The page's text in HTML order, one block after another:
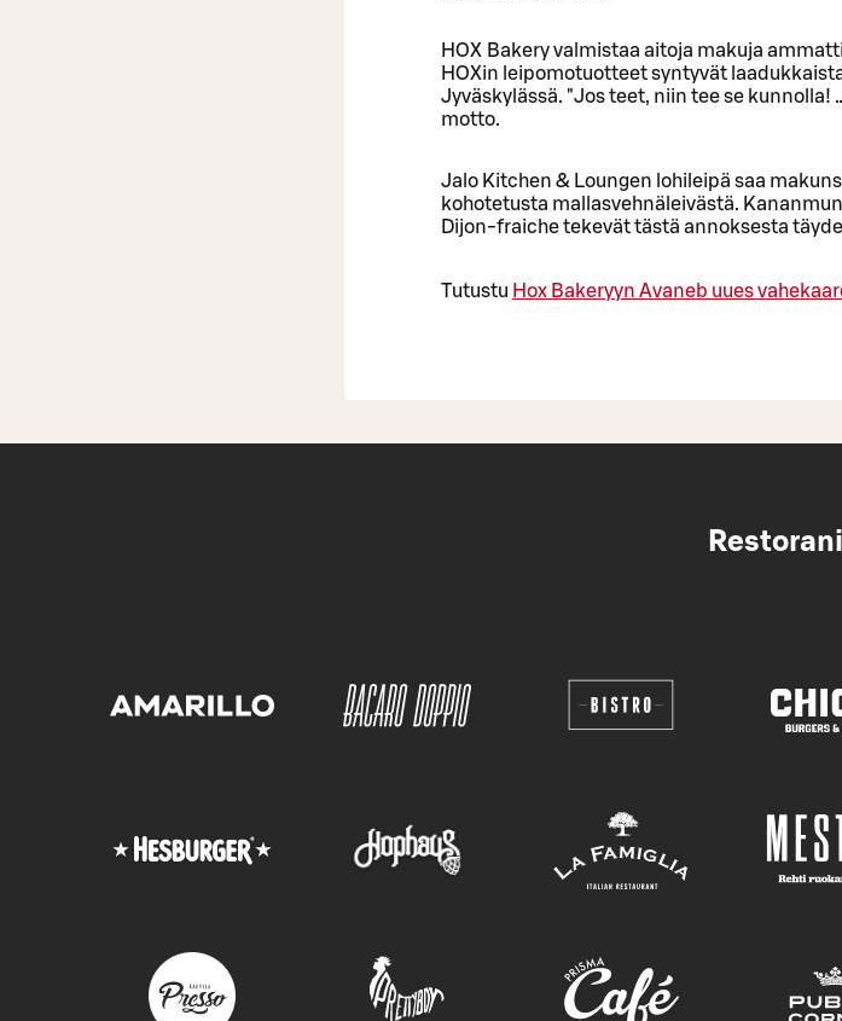
HOX Bakery valmistaa aitoja makuja
HOXin leipomotuotteet syntyvät
Jyväskylässä. "Jos teet, niin tee se kunnolla!
motto.
Jalo Kitchen & Loungen lohileipä saa
kohotetusta mallasvehnäleivästä.
Dijon-fraiche tekevät tästä annoksesta
Tutustu Hox Bakeryyn Avaneb uues